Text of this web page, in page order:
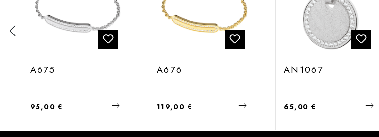
A675
Regulärer Preis:
95,00 €
A676
Regulärer Preis:
119,00 €
AN1067
Regulärer Preis:
65,00 €